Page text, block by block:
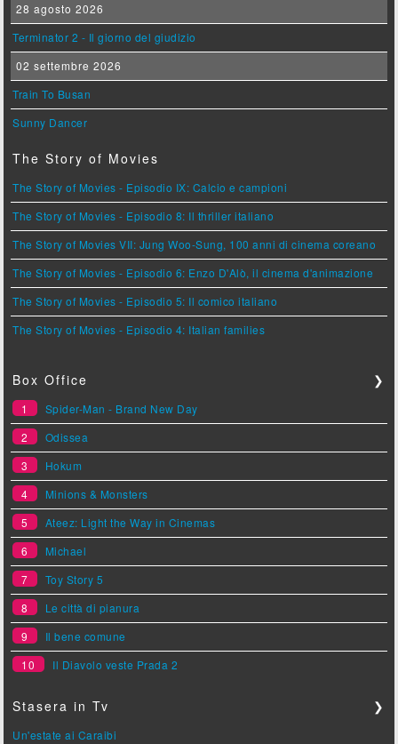
28 agosto 2026
Terminator 2 - Il giorno del giudizio
02 settembre 2026
Train To Busan
Sunny Dancer
The Story of Movies
The Story of Movies - Episodio IX: Calcio e campioni
The Story of Movies - Episodio 8: Il thriller italiano
The Story of Movies VII: Jung Woo-Sung, 100 anni di cinema coreano
The Story of Movies - Episodio 6: Enzo D'Alò, il cinema d'animazione
The Story of Movies - Episodio 5: Il comico italiano
The Story of Movies - Episodio 4: Italian families
Box Office ❯
1
Spider-Man - Brand New Day
2
Odissea
3
Hokum
4
Minions & Monsters
5
Ateez: Light the Way in Cinemas
6
Michael
7
Toy Story 5
8
Le città di pianura
9
Il bene comune
10
Il Diavolo veste Prada 2
Stasera in Tv ❯
Un'estate ai Caraibi